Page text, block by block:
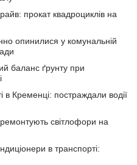
прокат квадроциклів на
опинилися у комунальній
баланс ґрунту при
Кременці: постраждали водії
світлофори на
в транспорті: